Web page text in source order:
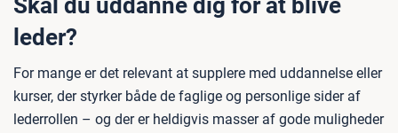
Skal du uddanne dig for at blive
leder?
For mange er det relevant at supplere med uddannelse eller
kurser, der styrker både de faglige og personlige sider af
lederrollen – og der er heldigvis masser af gode muligheder